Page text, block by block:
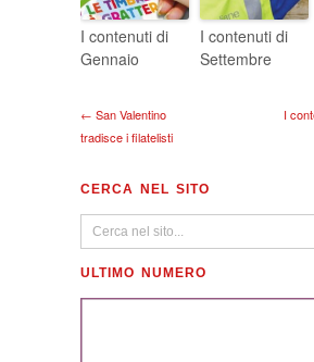
I contenuti di
Gennaio
I contenuti di
Settembre
← San Valentino
tradisce i filatelisti
I
CERCA NEL SITO
ULTIMO NUMERO